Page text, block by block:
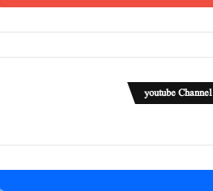
youtube Channel